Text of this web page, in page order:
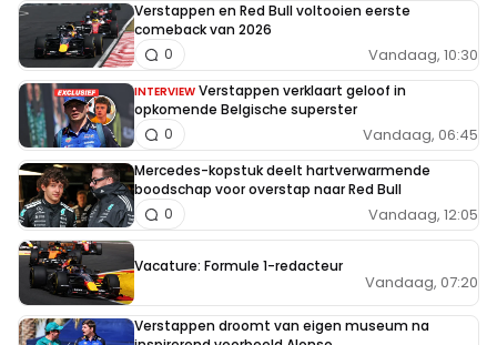
Verstappen en Red Bull voltooien eerste
comeback van 2026
Vandaag, 10:30
0
INTERVIEW Verstappen verklaart geloof in
opkomende Belgische superster
Vandaag, 06:45
0
Mercedes-kopstuk deelt hartverwarmende
boodschap voor overstap naar Red Bull
Vandaag, 12:05
0
Vacature: Formule 1-redacteur
Vandaag, 07:20
Verstappen droomt van eigen museum na